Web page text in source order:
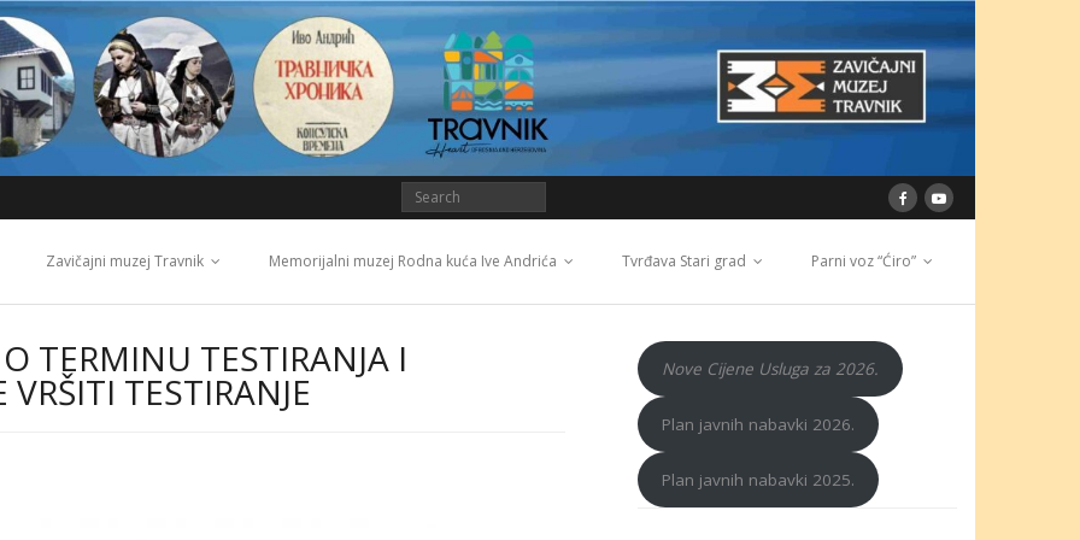
Zavičajni muzej Travnik Memorijalni muzej Rodna kuća Ive Andrića Tvrđava Stari grad Parni voz “Ćiro”
TERMINU TESTIRANJA I
TESTIRANJE Nove Cijene Usluga za 2026.
Plan javnih nabavki 2026.
Plan javnih nabavki 2025.